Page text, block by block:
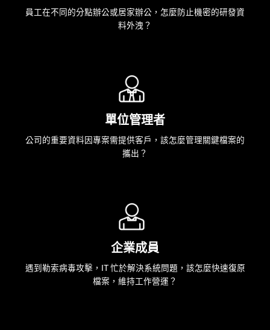
員工在不同的分點辦公或居家辦公，怎麼防止機密的研發資
料外洩？
單位管理者
公司的重要資料因專案需提供客戶，該怎麼管理關鍵檔案的
攜出？
企業成員
遇到勒索病毒攻擊，IT 忙於解決系統問題，該怎麼快速復原
檔案，維持工作營運？